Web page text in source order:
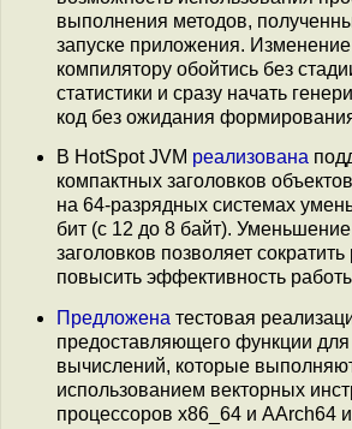
выполнения методов,
запуске приложения. Изменение
компилятору обойтись без
статистики и сразу начать
код без ожидания
В HotSpot JVM реализована
компактных заголовков
на 64-разрядных системах
бит (с 12 до 8 байт).
заголовков позволяет
повысить эффективность
Предложена тестовая
предоставляющего функции
вычислений, которые
использованием векторных
процессоров x86_64 и AArch64